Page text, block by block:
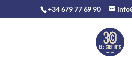
+34 679 77 69 90